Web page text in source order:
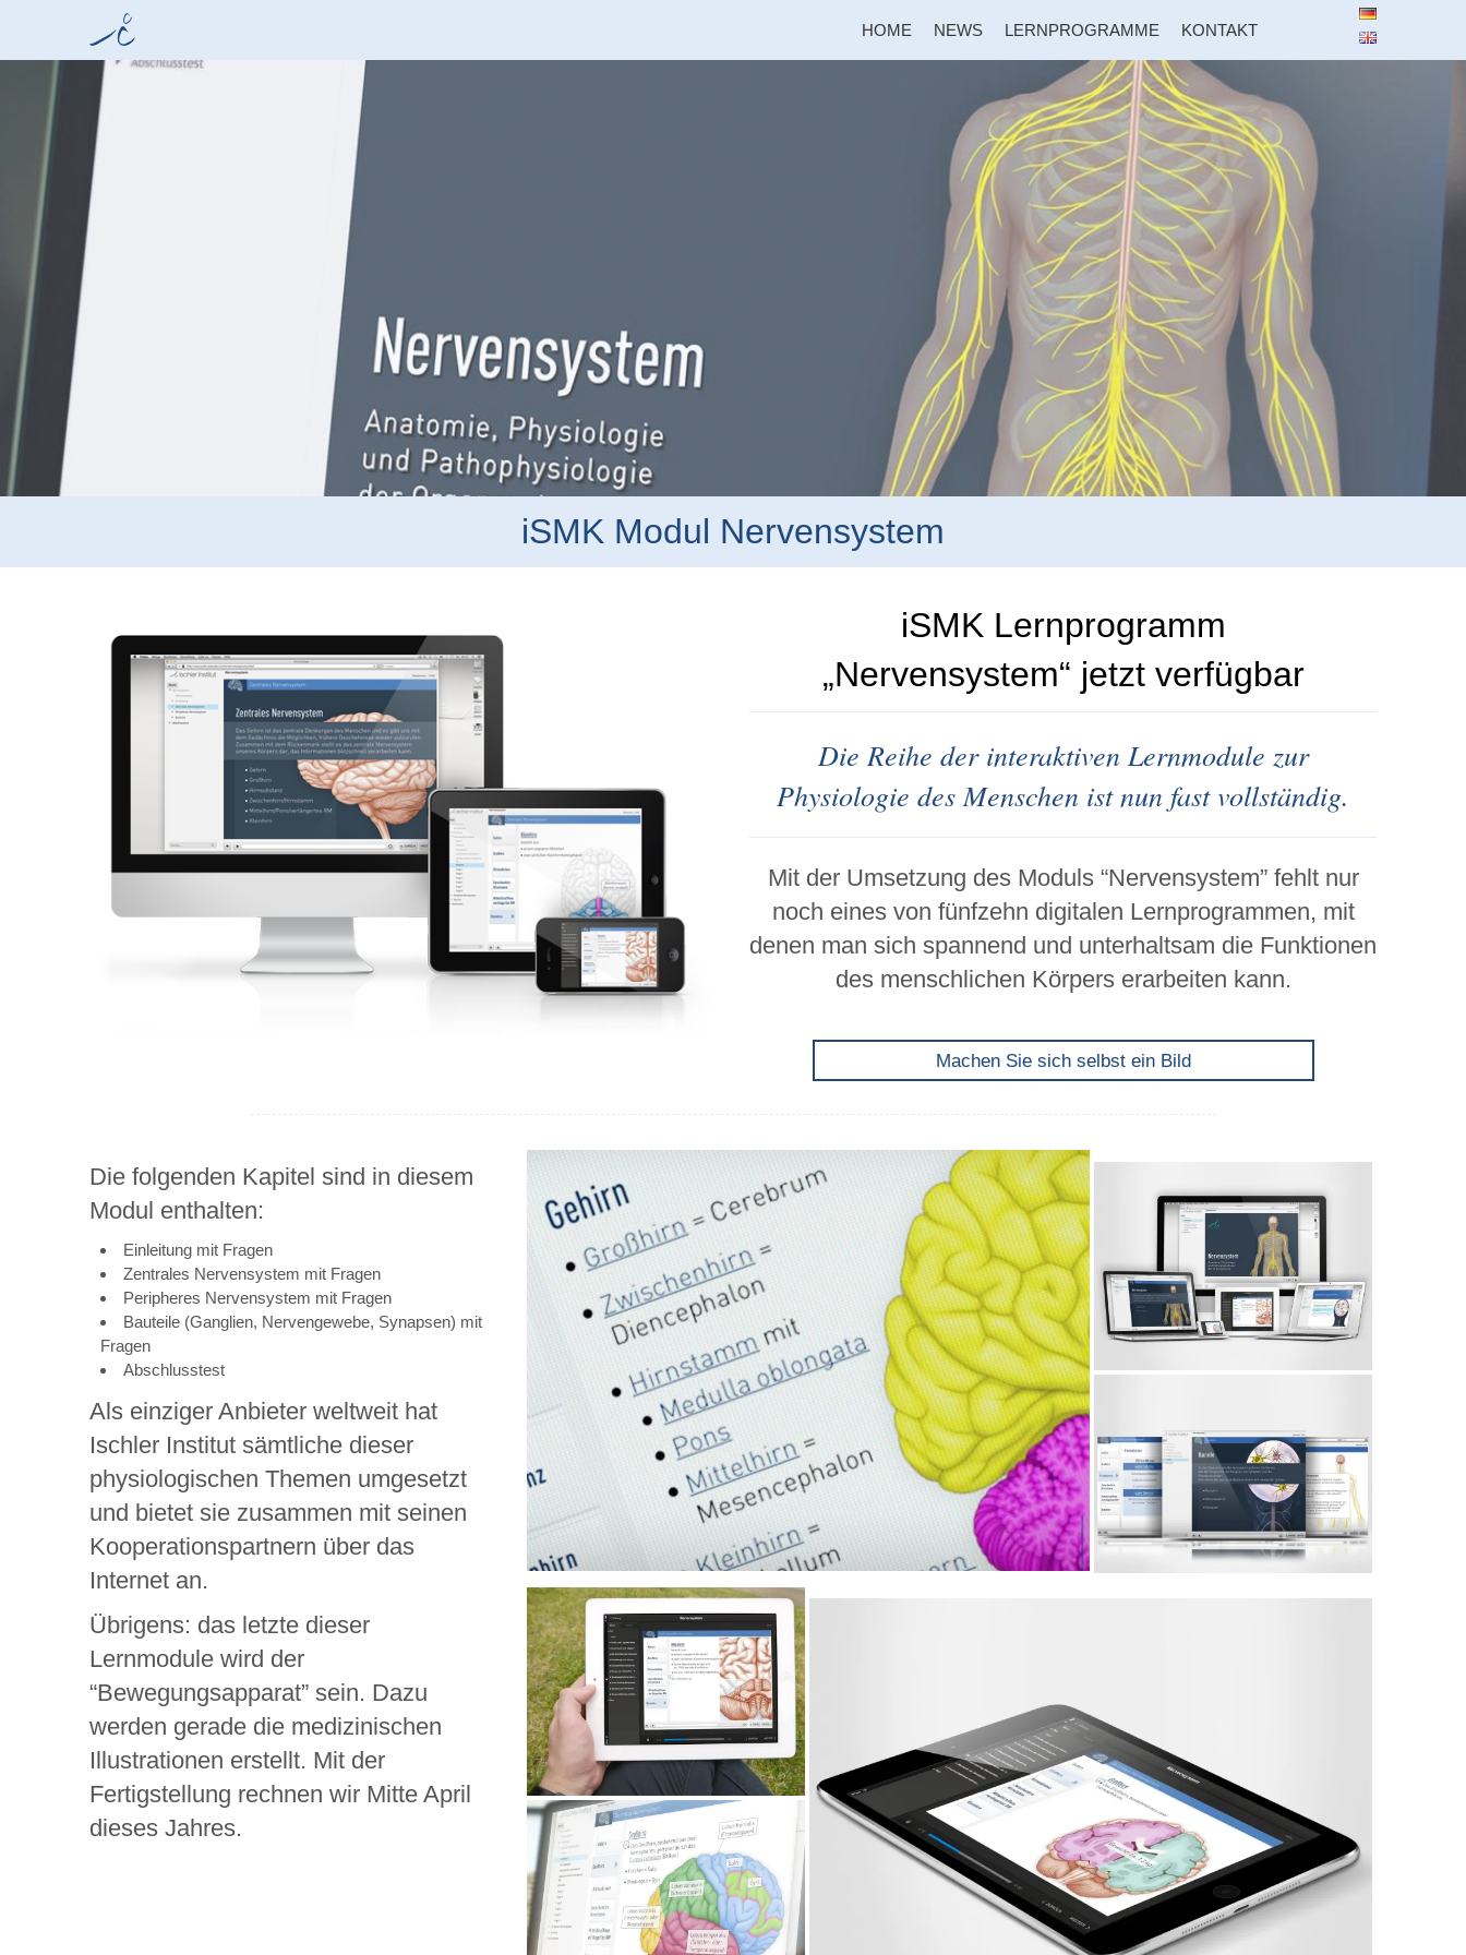
HOME NEWS LERNPROGRAMME KONTAKT
iSMK Modul Nervensystem
iSMK Lernprogramm
„Nervensystem“ jetzt verfügbar
Die Reihe der interaktiven Lernmodule zur
Physiologie des Menschen ist nun fast vollständig.
Mit der Umsetzung des Moduls “Nervensystem” fehlt nur
noch eines von fünfzehn digitalen Lernprogrammen, mit
denen man sich spannend und unterhaltsam die Funktionen
des menschlichen Körpers erarbeiten kann.
Machen Sie sich selbst ein Bild
Die folgenden Kapitel sind in diesem
Modul enthalten:
Einleitung mit Fragen
Zentrales Nervensystem mit Fragen
Peripheres Nervensystem mit Fragen
Bauteile (Ganglien, Nervengewebe, Synapsen) mit
Fragen
Abschlusstest
Als einziger Anbieter weltweit hat
Ischler Institut sämtliche dieser
physiologischen Themen umgesetzt
und bietet sie zusammen mit seinen
Kooperationspartnern über das
Internet an.
Übrigens: das letzte dieser
Lernmodule wird der
“Bewegungsapparat” sein. Dazu
werden gerade die medizinischen
Illustrationen erstellt. Mit der
Fertigstellung rechnen wir Mitte April
dieses Jahres.